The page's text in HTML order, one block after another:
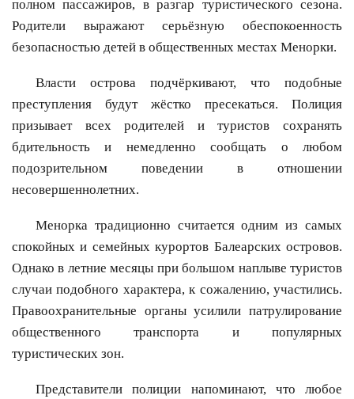
полном пассажиров, в разгар туристического сезона.
Родители выражают серьёзную обеспокоенность
безопасностью детей в общественных местах Менорки.
Власти острова подчёркивают, что подобные
преступления будут жёстко пресекаться. Полиция
призывает всех родителей и туристов сохранять
бдительность и немедленно сообщать о любом
подозрительном поведении в отношении
несовершеннолетних.
Менорка традиционно считается одним из самых
спокойных и семейных курортов Балеарских островов.
Однако в летние месяцы при большом наплыве туристов
случаи подобного характера, к сожалению, участились.
Правоохранительные органы усилили патрулирование
общественного транспорта и популярных
туристических зон.
Представители полиции напоминают, что любое